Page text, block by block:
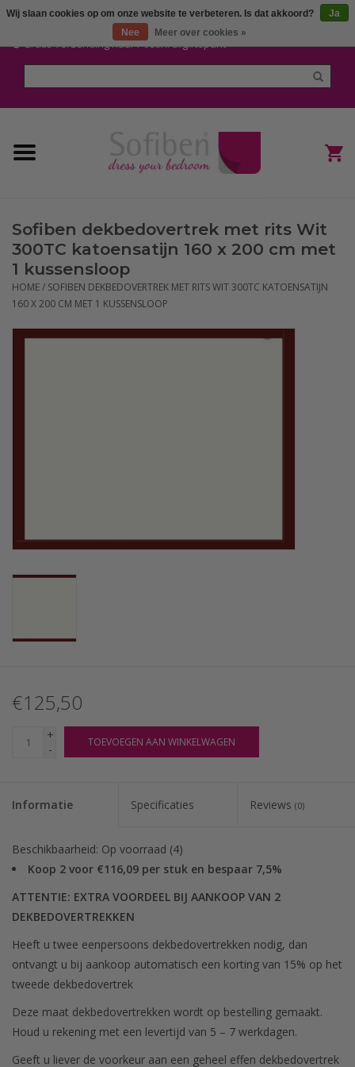
Gratis verzending naar Post.nl afgiftepunt
Mijn account / Registreren
Dekbedovertrekken
(Hoes) Laken en Lakensets
Sofiben Outlet
Sofiben BLOG
Sofiben dekbedovertrek met rits Wit
300TC katoensatijn 160 x 200 cm met
1 kussensloop
HOME/ SOFIBEN DEKBEDOVERTREK MET RITS WIT 300TC KATOENSATIJN
160 X 200 CM MET 1 KUSSENSLOOP
€125,50
+
-
TOEVOEGEN AAN WINKELWAGEN
Informatie Specificaties Reviews (0)
Beschikbaarheid: Op voorraad (4)
Koop 2 voor €116,09 per stuk en bespaar 7,5%
ATTENTIE: EXTRA VOORDEEL BIJ AANKOOP VAN 2
DEKBEDOVERTREKKEN
Heeft u twee eenpersoons dekbedovertrekken nodig, dan
ontvangt u bij aankoop automatisch een korting van 15% op het
tweede dekbedovertrek
Deze maat dekbedovertrekken wordt op bestelling gemaakt.
Houd u rekening met een levertijd van 5 – 7 werkdagen.
Geeft u liever de voorkeur aan een geheel effen dekbedovertrek
Wij slaan cookies op om onze website te verbeteren. Is dat akkoord?
Ja
Nee
Meer over cookies »